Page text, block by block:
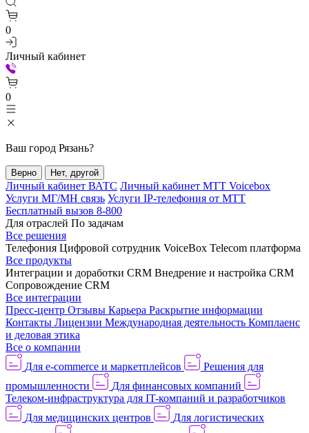
0
Личный кабинет
0
Ваш город Рязань?
Верно Нет, другой
Личный кабинет ВАТС Личный кабинет МТТ Voicebox
Услуги МГ/МН связь Услуги IP-телефония от МТТ
Бесплатный вызов 8-800
Для отраслей По задачам
Все решения
Телефония Цифровой сотрудник VoiceBox Telecom платформа
Все продукты
Интеграции и доработки CRM Внедрение и настройка CRM
Сопровождение CRM
Все интеграции
Пресс-центр Отзывы Карьера Раскрытие информации
Контакты Лицензии Международная деятельность Комплаенс
и деловая этика
Все о компании
Для e-commerce и маркетплейсов
Решения для
промышленности
Для финансовых компаний
Телеком-инфраструктура для IT-компаний и разработчиков
Для медицинских центров
Для логистических